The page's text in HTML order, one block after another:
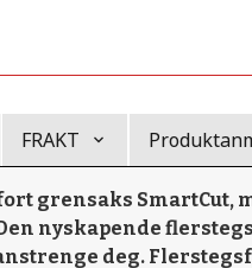
FRAKT
grensaks
nyskapende
deg.